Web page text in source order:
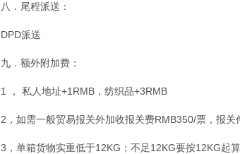
八．尾程派送：
DPD派送
九．额外附加费：
1 ， 私人地址+1RMB，纺织品+3RMB
2，如需一般贸易报关外加收报关费RMB350/票，报
3，单箱货物实重低于12KG；不足12KG要按12KG起